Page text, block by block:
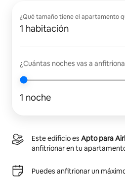
¿Qué tamaño tiene el apartamento
1 habitación
¿Cuántas noches vas a
1 noche
Este edificio es Apto para
anfitrionar en tu
Puedes anfitrionar un